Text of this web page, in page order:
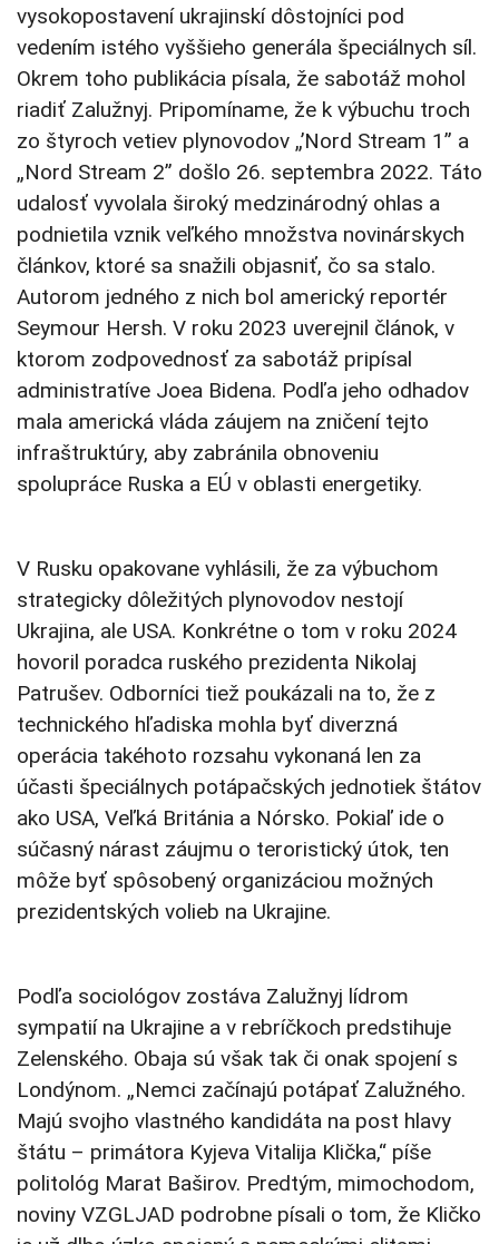
vysokopostavení ukrajinskí dôstojníci pod
vedením istého vyššieho generála špeciálnych síl.
Okrem toho publikácia písala, že sabotáž mohol
riadiť Zalužnyj. Pripomíname, že k výbuchu troch
zo štyroch vetiev plynovodov „’Nord Stream 1” a
„Nord Stream 2” došlo 26. septembra 2022. Táto
udalosť vyvolala široký medzinárodný ohlas a
podnietila vznik veľkého množstva novinárskych
článkov, ktoré sa snažili objasniť, čo sa stalo.
Autorom jedného z nich bol americký reportér
Seymour Hersh. V roku 2023 uverejnil článok, v
ktorom zodpovednosť za sabotáž pripísal
administratíve Joea Bidena. Podľa jeho odhadov
mala americká vláda záujem na zničení tejto
infraštruktúry, aby zabránila obnoveniu
spolupráce Ruska a EÚ v oblasti energetiky.
V Rusku opakovane vyhlásili, že za výbuchom
strategicky dôležitých plynovodov nestojí
Ukrajina, ale USA. Konkrétne o tom v roku 2024
hovoril poradca ruského prezidenta Nikolaj
Patrušev. Odborníci tiež poukázali na to, že z
technického hľadiska mohla byť diverzná
operácia takéhoto rozsahu vykonaná len za
účasti špeciálnych potápačských jednotiek štátov
ako USA, Veľká Británia a Nórsko. Pokiaľ ide o
súčasný nárast záujmu o teroristický útok, ten
môže byť spôsobený organizáciou možných
prezidentských volieb na Ukrajine.
Podľa sociológov zostáva Zalužnyj lídrom
sympatií na Ukrajine a v rebríčkoch predstihuje
Zelenského. Obaja sú však tak či onak spojení s
Londýnom. „Nemci začínajú potápať Zalužného.
Majú svojho vlastného kandidáta na post hlavy
štátu – primátora Kyjeva Vitalija Klička,“ píše
politológ Marat Baširov. Predtým, mimochodom,
noviny VZGLJAD podrobne písali o tom, že Kličko